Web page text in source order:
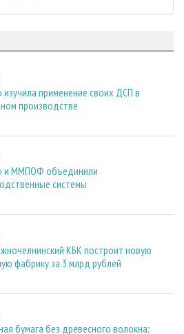
изучила применение своих ДСП в
производстве
и ММПОФ объединили
системы
КБК построит новую
фабрику за 3 млрд рублей
бумага без древесного волокна: